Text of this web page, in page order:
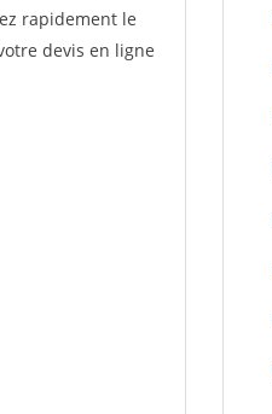
rapidement le
devis en ligne